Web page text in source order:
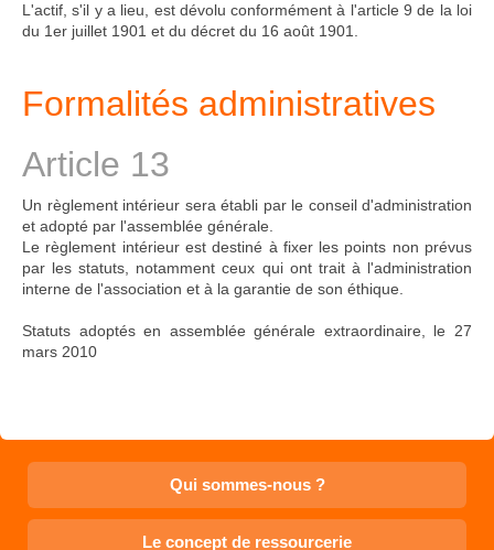
L'actif, s'il y a lieu, est dévolu conformément à l'article 9 de la loi
du 1er juillet 1901 et du décret du 16 août 1901.
Formalités administratives
Article 13
Un règlement intérieur sera établi par le conseil d'administration
et adopté par l'assemblée générale.
Le règlement intérieur est destiné à fixer les points non prévus
par les statuts, notamment ceux qui ont trait à l'administration
interne de l'association et à la garantie de son éthique.
Statuts adoptés en assemblée générale extraordinaire, le 27
mars 2010
Qui sommes-nous ?
Le concept de ressourcerie